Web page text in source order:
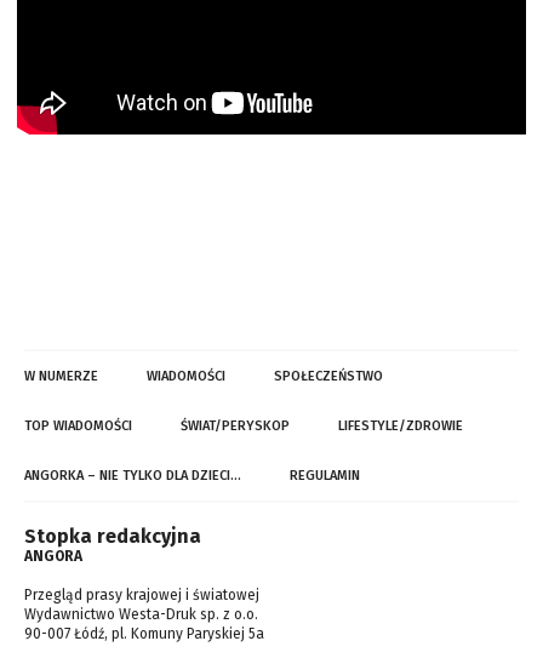
W NUMERZE WIADOMOŚCI SPOŁECZEŃSTWO
TOP WIADOMOŚCI ŚWIAT/PERYSKOP LIFESTYLE/ZDROWIE
ANGORKA – NIE TYLKO DLA DZIECI… REGULAMIN
Stopka redakcyjna
ANGORA
Przegląd prasy krajowej i światowej
Wydawnictwo Westa-Druk sp. z o.o.
90-007 Łódź, pl. Komuny Paryskiej 5a